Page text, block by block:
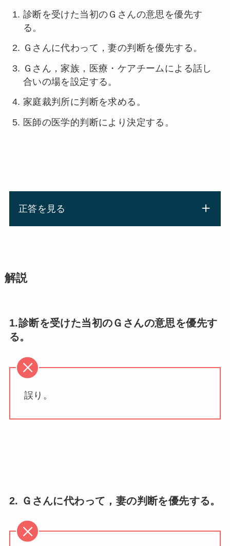
診断を受けた当初のＧさんの意思を優先す
る。
Ｇさんに代わって，妻の判断を優先する。
Ｇさん，家族，医療・ケアチームによる話し
合いの場を設定する。
家庭裁判所に判断を求める。
医師の医学的判断により決定する。
正答を見る
解説
1.診断を受けた当初のＧさんの意思を優先す
る。
誤り。
2. Ｇさんに代わって，妻の判断を優先する。